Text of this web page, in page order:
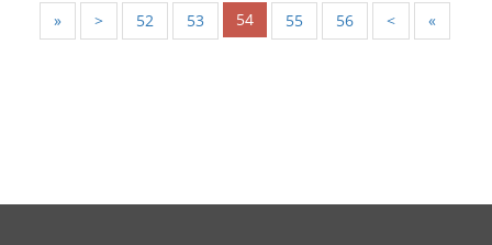
« < 52 53 54 55 56 > »